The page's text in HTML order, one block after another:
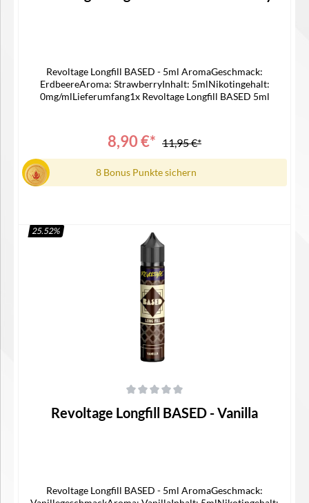
Revoltage Longfill BASED - 5ml AromaGeschmack:
ErdbeereAroma: StrawberryInhalt: 5mlNikotingehalt:
0mg/mlLieferumfang1x Revoltage Longfill BASED 5ml
8,90 €* 11,95 €*
8 Bonus Punkte sichern
In den Warenkorb
25.52%
Revoltage Longfill BASED - Vanilla
Revoltage Longfill BASED - 5ml AromaGeschmack: